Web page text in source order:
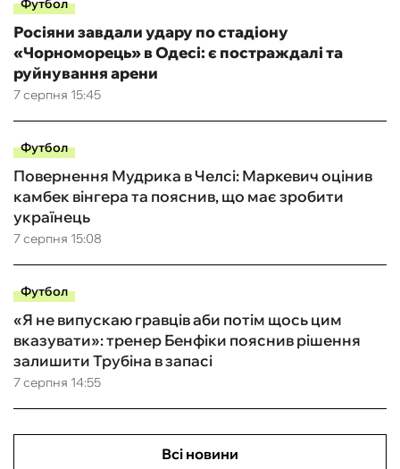
Футбол
7 серпня 15:45
Росіяни завдали удару по стадіону
«Чорноморець» в Одесі: є постраждалі та
руйнування арени
Футбол
7 серпня 15:08
Повернення Мудрика в Челсі: Маркевич оцінив
камбек вінгера та пояснив, що має зробити
українець
Футбол
7 серпня 14:55
«Я не випускаю гравців аби потім щось цим
вказувати»: тренер Бенфіки пояснив рішення
залишити Трубіна в запасі
Всі новини